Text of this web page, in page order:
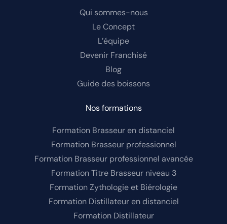
Qui sommes-nous
Le Concept
L’équipe
Devenir Franchisé
Blog
Guide des boissons
Nos formations
Formation Brasseur en distanciel
Formation Brasseur professionnel
Formation Brasseur professionnel avancée
Formation Titre Brasseur niveau 3
Formation Zythologie et Biérologie
Formation Distillateur en distanciel
Formation Distillateur